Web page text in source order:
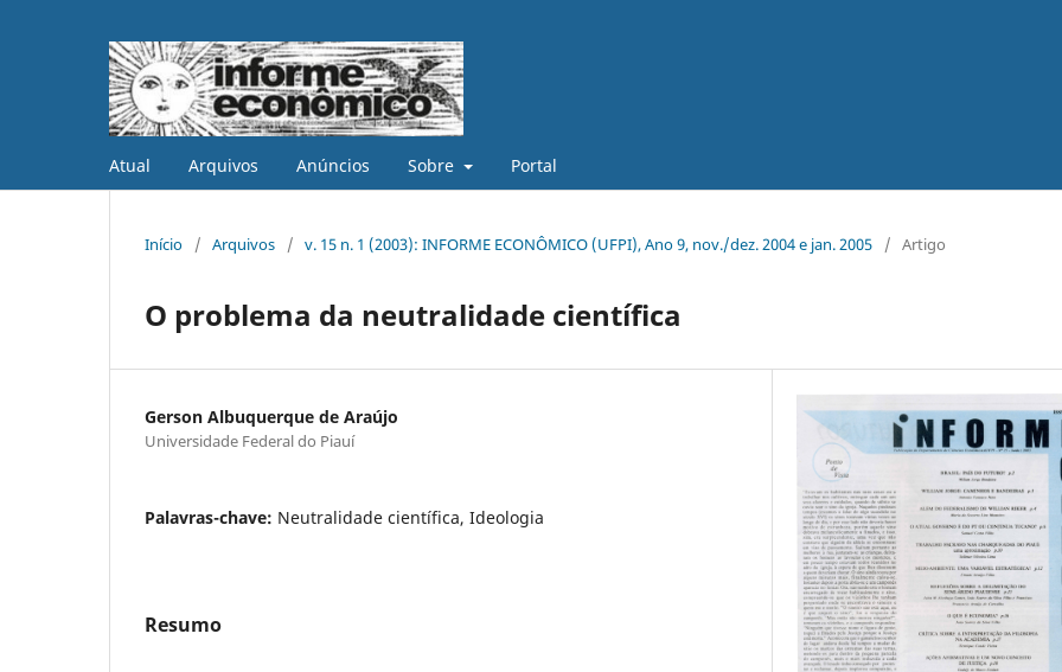
Atual Arquivos Anúncios Sobre Portal
Início / Arquivos / v. 15 n. 1 (2003): INFORME ECONÔMICO (UFPI), Ano 9, nov./dez. 2004 e jan. 2005 / Artigo
O problema da neutralidade científica
Gerson Albuquerque de Araújo
Universidade Federal do Piauí
Palavras-chave: Neutralidade científica, Ideologia
Resumo